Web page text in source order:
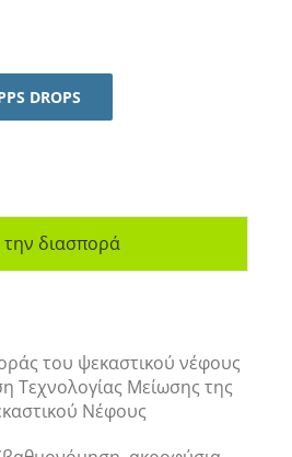
DROPS
την διασπορά
του ψεκαστικού νέφους
Τεχνολογίας Μείωσης της
Νέφους